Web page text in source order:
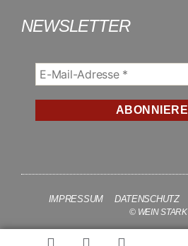
NEWSLETTER
IMPRESSUM DATENSCHUTZ
© WEIN STARK